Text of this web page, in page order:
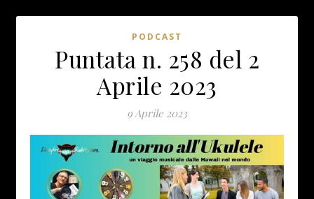
PODCAST
Puntata n. 258 del 2
Aprile 2023
9 Aprile 2023